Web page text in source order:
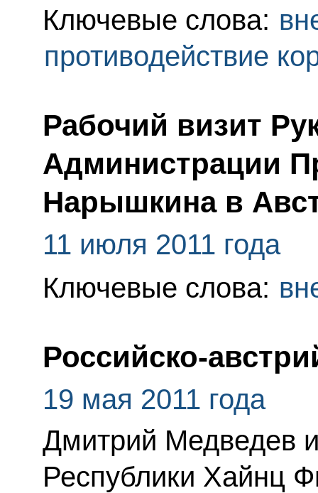
Ключевые слова:
противодействие
Рабочий визит
Администрации
Нарышкина в
11 июля 2011 года
Ключевые слова:
Российско-
19 мая 2011 года
Дмитрий Медведев
Республики Хайнц